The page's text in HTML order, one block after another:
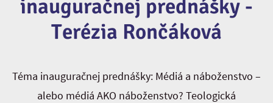
inauguračnej prednášky -
Terézia Rončáková
Téma inauguračnej prednášky: Médiá a náboženstvo –
alebo médiá AKO náboženstvo? Teologická